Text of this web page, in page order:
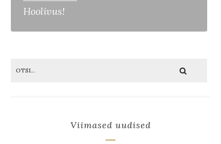
Hoolivus!
Viimased uudised